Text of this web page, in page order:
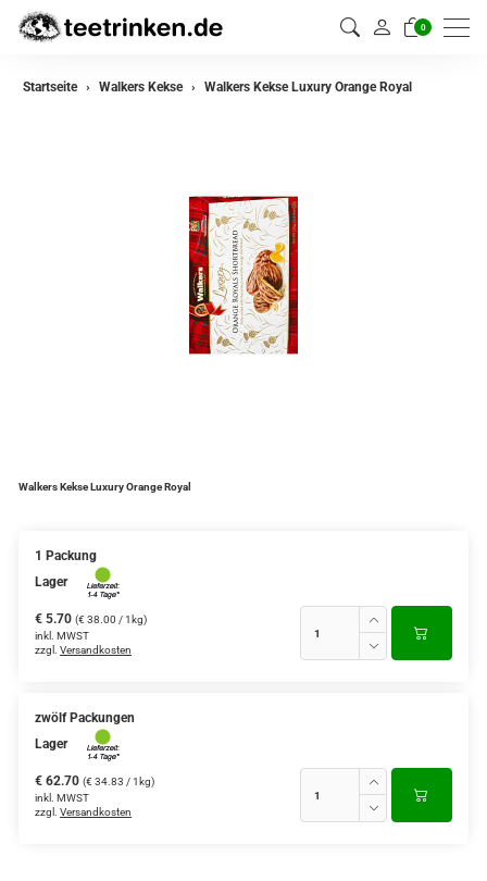
0
Startseite Walkers Kekse Walkers Kekse Luxury Orange Royal
Walkers Kekse Luxury Orange Royal
1 Packung
Lager
€ 5.70 (€ 38.00 / 1kg)
inkl. MWST
zzgl. Versandkosten
zwölf Packungen
Lager
€ 62.70 (€ 34.83 / 1kg)
inkl. MWST
zzgl. Versandkosten